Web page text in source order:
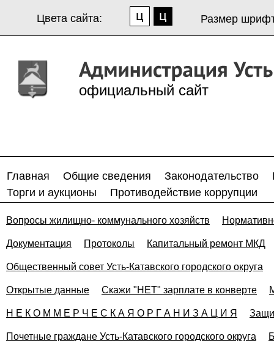
Цвета сайта: Размер
официальный сайт
Главная Общие сведения Законодательство
Торги и аукционы
Противодействие коррупции
Вопросы жилищно- коммунального хозяйств
Документация Протоколы Капитальный ремонт МКД
Общественный совет Усть-Катавского городского округа
Открытые данные Скажи "НЕТ" зарплате в конверте
Н Е К О М М Е Р Ч Е С К А Я О Р Г А Н И З А Ц И Я
Почетные граждане Усть-Катавского городского округа